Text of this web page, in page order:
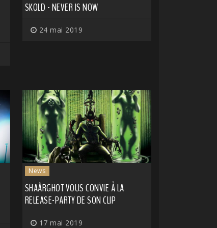
SKOLD - NEVER IS NOW
24 mai 2019
News
SHAÂRGHOT VOUS CONVIE À LA
RELEASE-PARTY DE SON CLIP
17 mai 2019